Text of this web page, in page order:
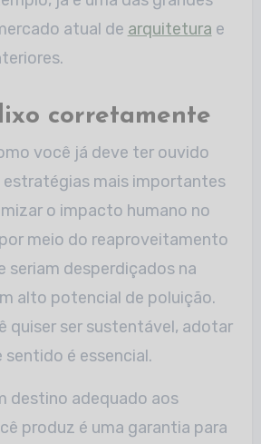
atual de arquitetura e
corretamente
você já deve ter ouvido
estratégias mais importantes
o impacto humano no
meio do reaproveitamento
seriam desperdiçados na
alto potencial de poluição.
quiser ser sustentável, adotar
sentido é essencial.
destino adequado aos
produz é uma garantia para